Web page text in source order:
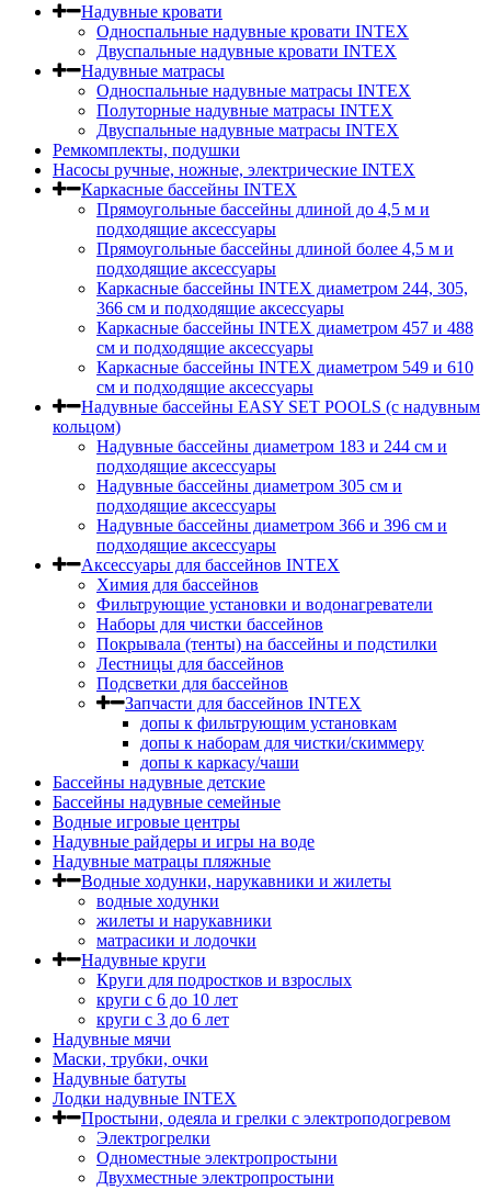
Надувные кровати
Односпальные надувные кровати INTEX
Двуспальные надувные кровати INTEX
Надувные матрасы
Односпальные надувные матрасы INTEX
Полуторные надувные матрасы INTEX
Двуспальные надувные матрасы INTEX
Ремкомплекты, подушки
Насосы ручные, ножные, электрические INTEX
Каркасные бассейны INTEX
Прямоугольные бассейны длиной до 4,5 м и
подходящие аксессуары
Прямоугольные бассейны длиной более 4,5 м и
подходящие аксессуары
Каркасные бассейны INTEX диаметром 244, 305,
366 см и подходящие аксессуары
Каркасные бассейны INTEX диаметром 457 и 488
cм и подходящие аксессуары
Каркасные бассейны INTEX диаметром 549 и 610
см и подходящие аксессуары
Надувные бассейны EASY SET POOLS (с надувным
кольцом)
Надувные бассейны диаметром 183 и 244 см и
подходящие аксессуары
Надувные бассейны диаметром 305 см и
подходящие аксессуары
Надувные бассейны диаметром 366 и 396 см и
подходящие аксессуары
Аксессуары для бассейнов INTEX
Химия для бассейнов
Фильтрующие установки и водонагреватели
Наборы для чистки бассейнов
Покрывала (тенты) на бассейны и подстилки
Лестницы для бассейнов
Подсветки для бассейнов
Запчасти для бассейнов INTEX
допы к фильтрующим установкам
допы к наборам для чистки/скиммеру
допы к каркасу/чаши
Бассейны надувные детские
Бассейны надувные семейные
Водные игровые центры
Надувные райдеры и игры на воде
Надувные матрацы пляжные
Водные ходунки, нарукавники и жилеты
водные ходунки
жилеты и нарукавники
матрасики и лодочки
Надувные круги
Круги для подростков и взрослых
круги с 6 до 10 лет
круги c 3 до 6 лет
Надувные мячи
Маски, трубки, очки
Надувные батуты
Лодки надувные INTEX
Простыни, одеяла и грелки с электроподогревом
Электрогрелки
Одноместные электропростыни
Двухместные электропростыни